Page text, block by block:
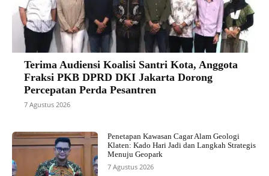
Terima Audiensi Koalisi Santri Kota, Anggota
Fraksi PKB DPRD DKI Jakarta Dorong
Percepatan Perda Pesantren
7 Agustus 2026
Penetapan Kawasan Cagar Alam Geologi
Klaten: Kado Hari Jadi dan Langkah Strategis
Menuju Geopark
7 Agustus 2026